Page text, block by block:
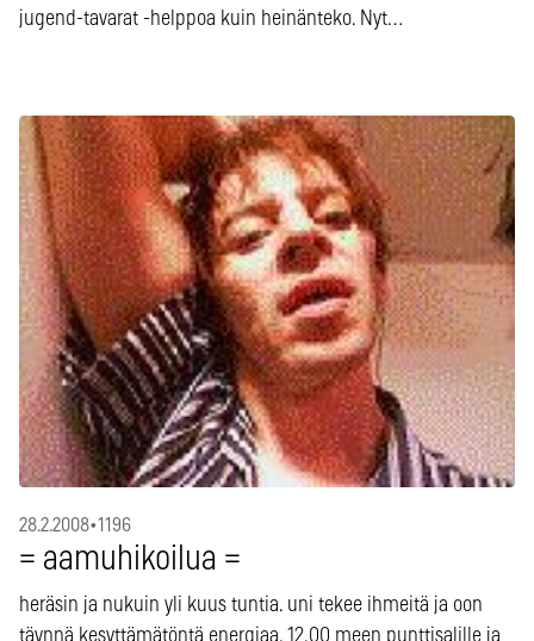
jugend-tavarat -helppoa kuin heinänteko. Nyt…
28.2.2008•1196
= aamuhikoilua =
heräsin ja nukuin yli kuus tuntia. uni tekee ihmeitä ja oon
täynnä kesyttämätöntä energiaa. 12.00 meen punttisalille ja